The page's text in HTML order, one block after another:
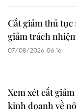
Cắt giảm thủ
giảm trách
07/08/2026 06:16
Xem xét cắt
kinh doanh về